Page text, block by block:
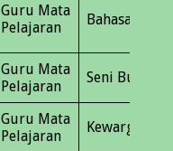
Guru Mata
Pelajaran
Bahasa
Guru Mata
Pelajaran
Seni Budaya
Guru Mata
Pelajaran